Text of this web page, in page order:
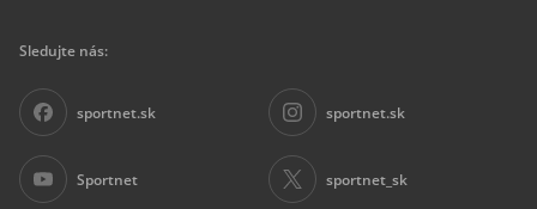
Sledujte nás:
sportnet.sk sportnet.sk
Sportnet sportnet_sk